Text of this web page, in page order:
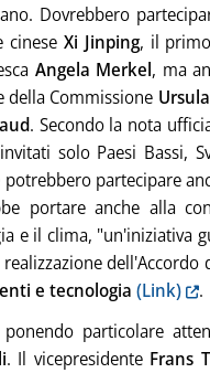
Dovrebbero
cinese Xi Jinping, il
Angela Merkel, ma
della Commissione
. Secondo la nota
solo Paesi Bassi,
partecipare
portare anche alla
e il clima, "un'iniziativa
dell'Accordo
e tecnologia (Link)
.
particolare
. Il vicepresidente Frans